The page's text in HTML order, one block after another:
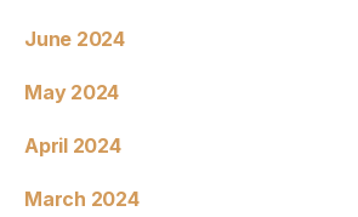
June 2024
May 2024
April 2024
March 2024